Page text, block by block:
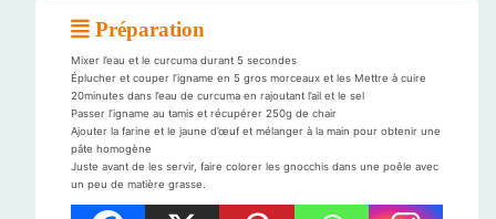
Préparation
Mixer l’eau et le curcuma durant 5 secondes
Éplucher et couper l’igname en 5 gros morceaux et les Mettre à cuire
20minutes dans l’eau de curcuma en rajoutant l’ail et le sel
Passer l’igname au tamis et récupérer 250g de chair
Ajouter la farine et le jaune d’œuf et mélanger à la main pour obtenir une
pâte homogène
Juste avant de les servir, faire colorer les gnocchis dans une poêle avec
un peu de matière grasse.